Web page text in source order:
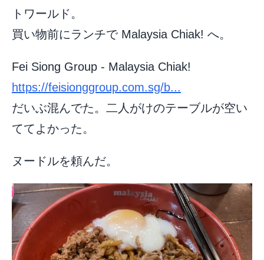
トワールド。
買い物前にランチで Malaysia Chiak! へ。
Fei Siong Group - Malaysia Chiak!
https://feisionggroup.com.sg/b...
だいぶ混んでた。二人がけのテーブルが空い
ててよかった。
ヌードルを頼んだ。